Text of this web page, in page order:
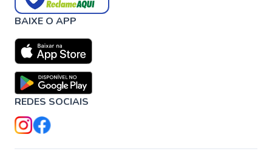
BAIXE O APP
REDES SOCIAIS